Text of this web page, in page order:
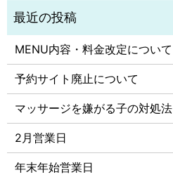
MENU内容・料金改定について
予約サイト廃止について
マッサージを嫌がる子の対処法
2月営業日
年末年始営業日